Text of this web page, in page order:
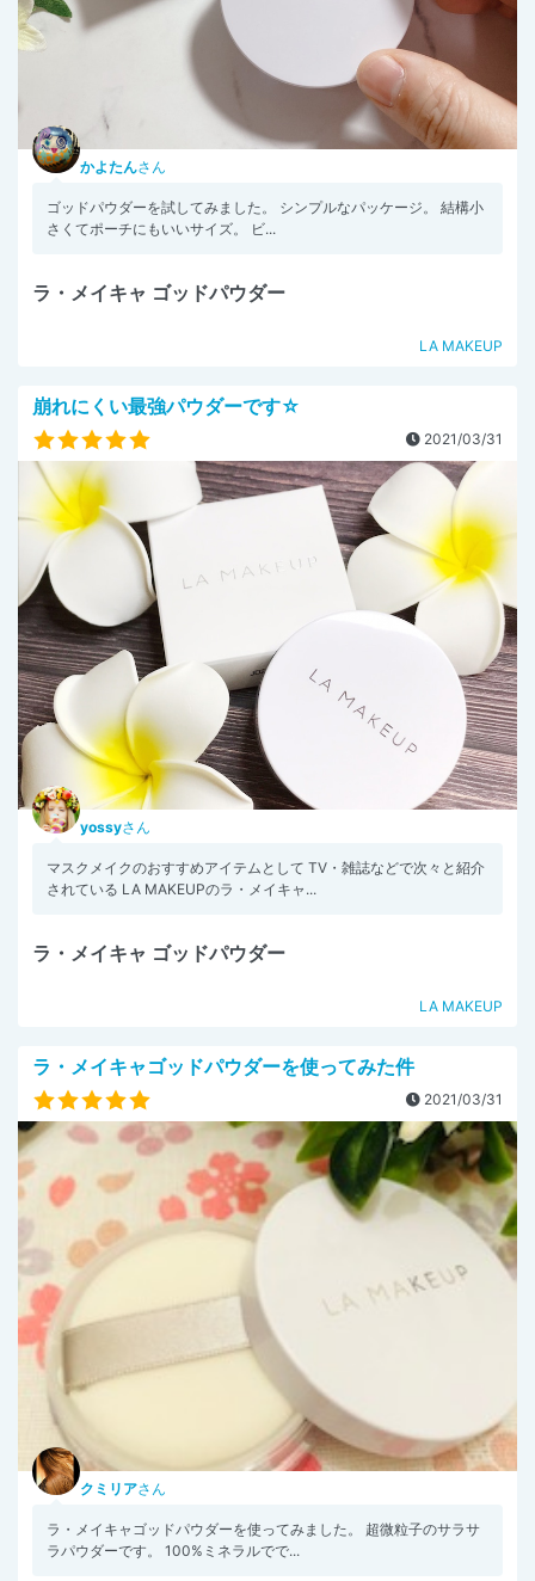
かよたんさん
ゴッドパウダーを試してみました。 シンプルなパッケージ。 結構小
さくてポーチにもいいサイズ。 ビ...
ラ・メイキャ ゴッドパウダー
LA MAKEUP
崩れにくい最強パウダーです☆
2021/03/31
yossyさん
マスクメイクのおすすめアイテムとして TV・雑誌などで次々と紹介
されている LA MAKEUPのラ・メイキャ...
ラ・メイキャ ゴッドパウダー
LA MAKEUP
ラ・メイキャゴッドパウダーを使ってみた件
2021/03/31
クミリアさん
ラ・メイキャゴッドパウダーを使ってみました。 超微粒子のサラサ
ラパウダーです。 100%ミネラルでで...